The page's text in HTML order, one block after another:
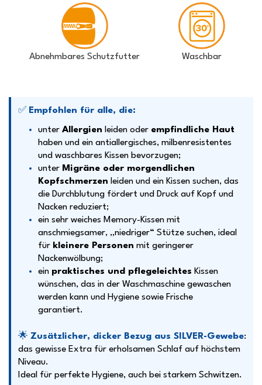
Abnehmbares Schutzfutter Waschbar
✅ Empfohlen für alle, die:
unter Allergien leiden oder empfindliche Haut
haben und ein antiallergisches, milbenresistentes
und waschbares Kissen bevorzugen;
unter Migräne oder morgendlichen
Kopfschmerzen leiden und ein Kissen suchen, das
die Durchblutung fördert und Druck auf Kopf und
Nacken reduziert;
ein sehr weiches Memory-Kissen mit
anschmiegsamer, „niedriger“ Stütze suchen, ideal
für kleinere Personen mit geringerer
Nackenwölbung;
ein praktisches und pflegeleichtes Kissen
wünschen, das in der Waschmaschine gewaschen
werden kann und Hygiene sowie Frische
garantiert.
🌟 Zusätzlicher, dicker Bezug aus SILVER-Gewebe:
das gewisse Extra für erholsamen Schlaf auf höchstem
Niveau.
Ideal für perfekte Hygiene, auch bei starkem Schwitzen.